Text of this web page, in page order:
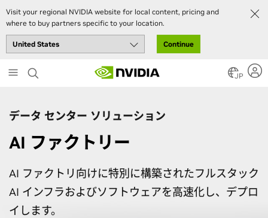
Visit your regional NVIDIA website for local content, pricing and
where to buy partners specific to your location.
Continue
to
JP
データ センター ソリューション
AI ファクトリー
AI ファクトリ向けに特別に構築されたフルスタック
AI インフラおよびソフトウェアを高速化し、デプロ
イします。